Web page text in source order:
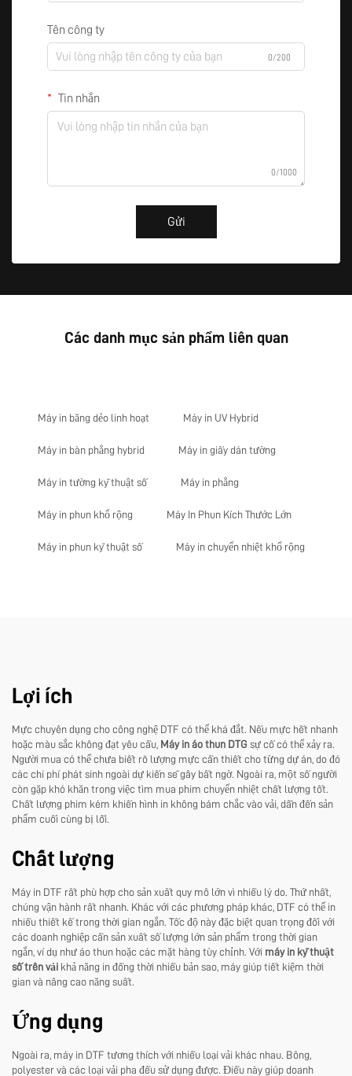
Tên công ty
0/200
Tin nhắn
0/1000
Gửi
Các danh mục sản phẩm liên quan
Máy in băng dẻo linh hoạt Máy in UV Hybrid
Máy in bàn phẳng hybrid Máy in giấy dán tường
Máy in tường kỹ thuật số Máy in phẳng
Máy in phun khổ rộng Máy In Phun Kích Thước Lớn
Máy in phun kỹ thuật số Máy in chuyển nhiệt khổ rộng
Lợi ích
Mực chuyên dụng cho công nghệ DTF có thể khá đắt. Nếu mực hết nhanh
hoặc màu sắc không đạt yêu cầu, Máy in áo thun DTG sự cố có thể xảy ra.
Người mua có thể chưa biết rõ lượng mực cần thiết cho từng dự án, do đó
các chi phí phát sinh ngoài dự kiến sẽ gây bất ngờ. Ngoài ra, một số người
còn gặp khó khăn trong việc tìm mua phim chuyển nhiệt chất lượng tốt.
Chất lượng phim kém khiến hình in không bám chắc vào vải, dẫn đến sản
phẩm cuối cùng bị lỗi.
Chất lượng
Máy in DTF rất phù hợp cho sản xuất quy mô lớn vì nhiều lý do. Thứ nhất,
chúng vận hành rất nhanh. Khác với các phương pháp khác, DTF có thể in
nhiều thiết kế trong thời gian ngắn. Tốc độ này đặc biệt quan trọng đối với
các doanh nghiệp cần sản xuất số lượng lớn sản phẩm trong thời gian
ngắn, ví dụ như áo thun hoặc các mặt hàng tùy chỉnh. Với máy in kỹ thuật
số trên vải khả năng in đồng thời nhiều bản sao, máy giúp tiết kiệm thời
gian và nâng cao năng suất.
Ứng dụng
Ngoài ra, máy in DTF tương thích với nhiều loại vải khác nhau. Bông,
polyester và các loại vải pha đều sử dụng được. Điều này giúp doanh